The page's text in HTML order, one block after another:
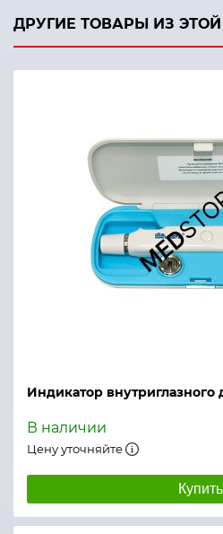
Интерфейс передачи
Габариты
ДРУГИЕ ТОВАРЫ ИЗ ЭТОЙ
Индикатор
В наличии
Цену уточняйте
Купить